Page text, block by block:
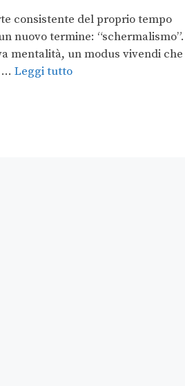
consistente del proprio tempo
nuovo termine: “schermalismo”.
mentalità, un modus vivendi che
… Leggi tutto